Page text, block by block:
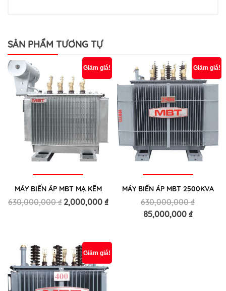
SẢN PHẨM TƯƠNG TỰ
Giảm giá!
MÁY BIẾN ÁP MBT MẠ KẼM
630,000,000₫ 2,000,000 ₫
Giảm giá!
MÁY BIẾN ÁP MBT 2500KVA
630,000,000₫
85,000,000 ₫
Giảm giá!